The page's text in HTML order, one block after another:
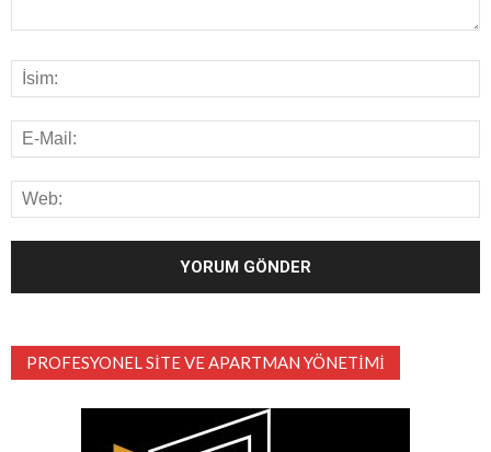
PROFESYONEL SITE VE APARTMAN YÖNETIMI